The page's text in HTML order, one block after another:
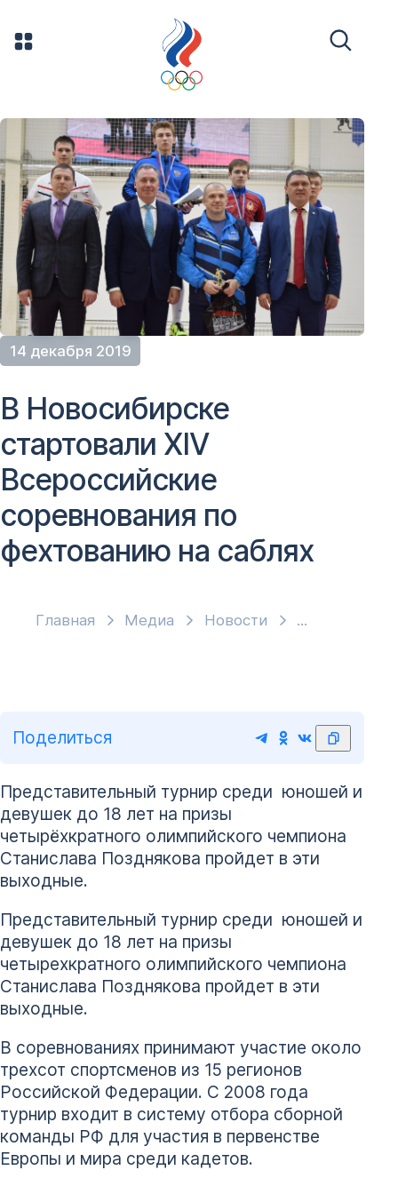
14 декабря 2019
Главная Медиа Новости
В Новосибирске
стартовали XIV
Всероссийские
соревнования по
фехтованию на саблях
Поделиться
Представительный турнир среди юношей и
девушек до 18 лет на призы
четырёхкратного олимпийского чемпиона
Станислава Позднякова пройдет в эти
выходные.
Представительный турнир среди юношей и
девушек до 18 лет на призы
четырехкратного олимпийского чемпиона
Станислава Позднякова пройдет в эти
выходные.
В соревнованиях принимают участие около
трехсот спортсменов из 15 регионов
Российской Федерации. С 2008 года
турнир входит в систему отбора сборной
команды РФ для участия в первенстве
Европы и мира среди кадетов.